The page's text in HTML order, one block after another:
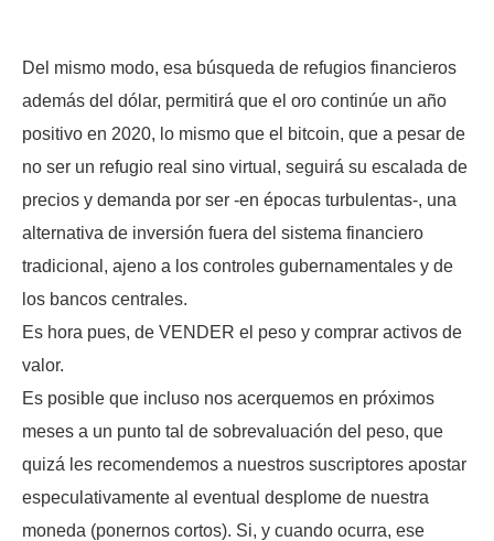
Del mismo modo, esa búsqueda de refugios financieros
además del dólar, permitirá que el oro continúe un año
positivo en 2020, lo mismo que el bitcoin, que a pesar de
no ser un refugio real sino virtual, seguirá su escalada de
precios y demanda por ser -en épocas turbulentas-, una
alternativa de inversión fuera del sistema financiero
tradicional, ajeno a los controles gubernamentales y de
los bancos centrales.
Es hora pues, de VENDER el peso y comprar activos de
valor.
Es posible que incluso nos acerquemos en próximos
meses a un punto tal de sobrevaluación del peso, que
quizá les recomendemos a nuestros suscriptores apostar
especulativamente al eventual desplome de nuestra
moneda (ponernos cortos). Si, y cuando ocurra, ese